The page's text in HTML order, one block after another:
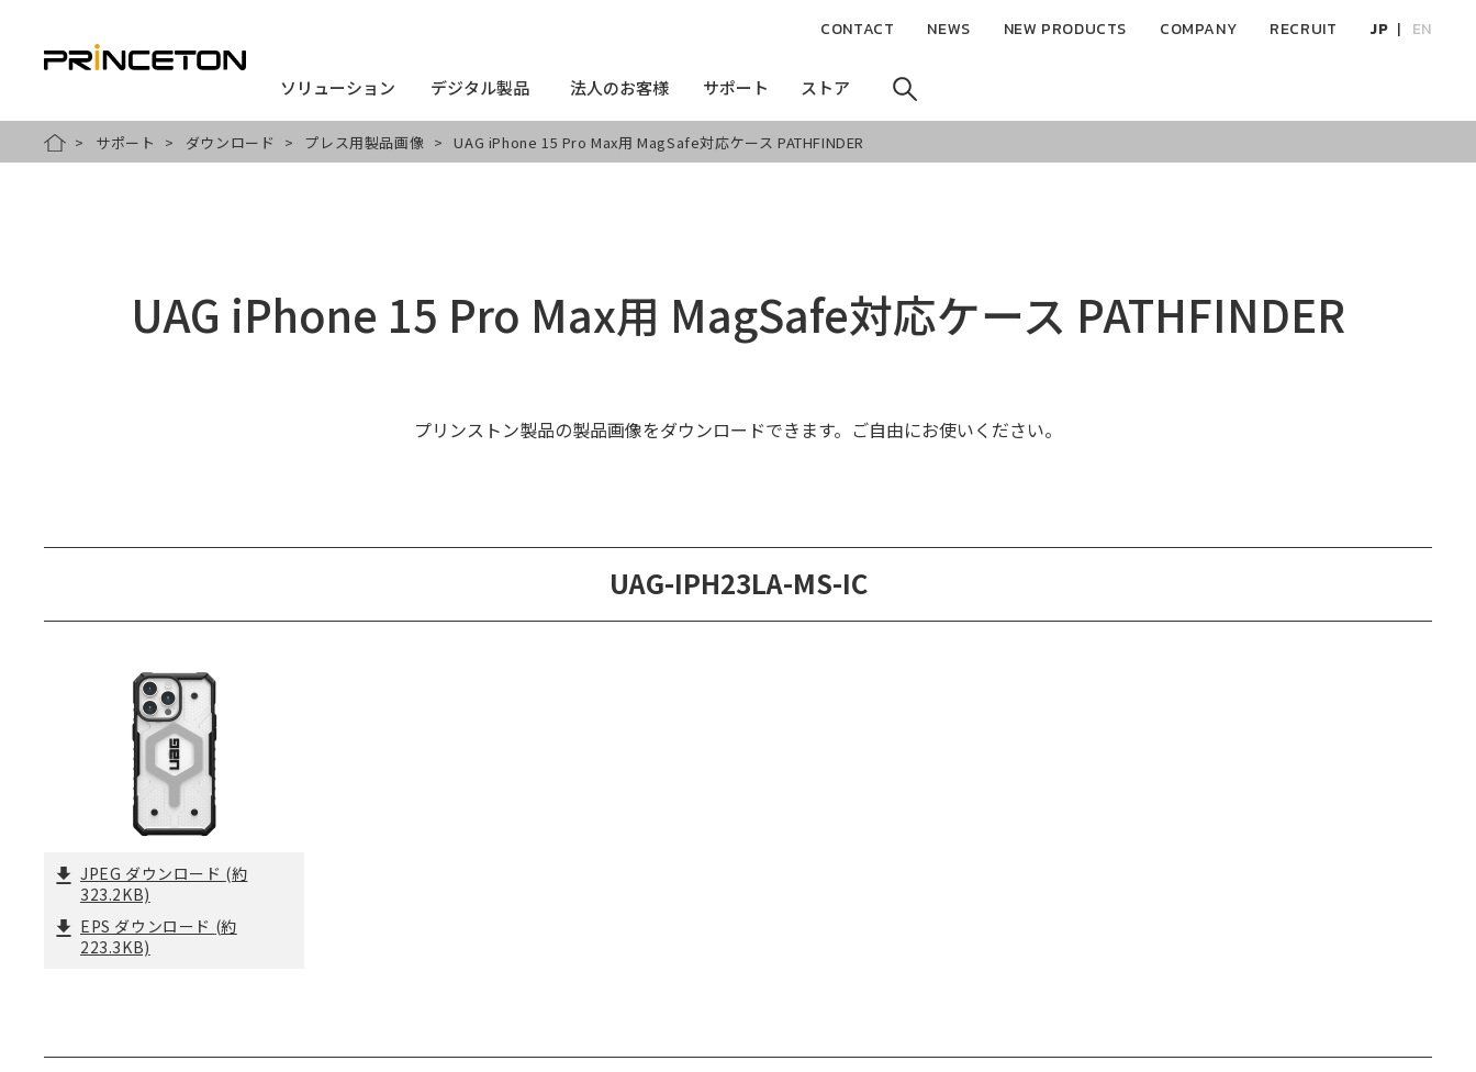
ソリューション
ソリューション デジタル製品
デジタル製品 法人のお客様
法人のお客様 サポート
サポート ストア
ストア
CONTACT NEWS NEW PRODUCTS COMPANY RECRUIT JP EN
HOMEサポート ダウンロード プレス用製品画像 UAG iPhone 15 Pro Max用 MagSafe対応ケース PATHFINDER
UAG iPhone 15 Pro Max用 MagSafe対応ケース PATHFINDER
プリンストン製品の製品画像をダウンロードできます。ご自由にお使いください。
UAG-IPH23LA-MS-IC
JPEG ダウンロード (約
323.2KB)
EPS ダウンロード (約
223.3KB)